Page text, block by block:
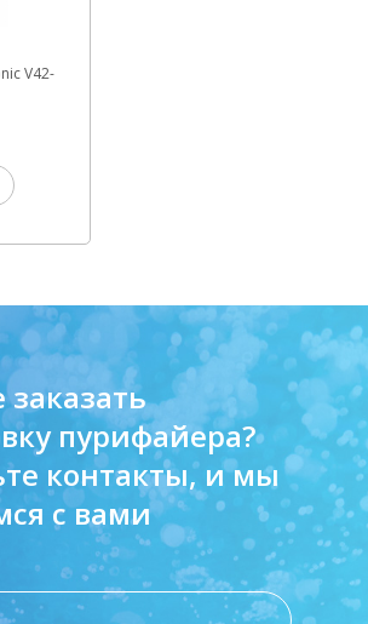
V42-
заказать
пурифайера?
контакты, и мы
с вами